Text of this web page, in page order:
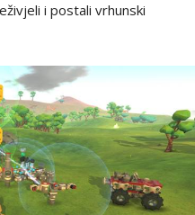
i postali vrhunski